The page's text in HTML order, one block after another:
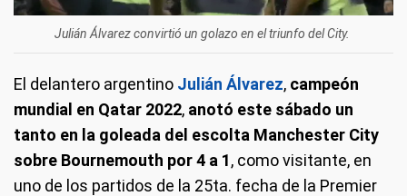
Julián Álvarez convirtió un golazo en el triunfo del City.
El delantero argentino Julián Álvarez, campeón
mundial en Qatar 2022, anotó este sábado un
tanto en la goleada del escolta Manchester City
sobre Bournemouth por 4 a 1, como visitante, en
uno de los partidos de la 25ta. fecha de la Premier